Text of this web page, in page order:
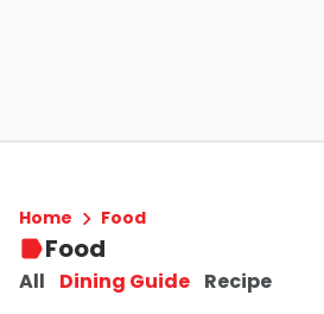
Home Food
Food
All Dining Guide Recipe
Gianyar, Steak Hingga
Dining Guide